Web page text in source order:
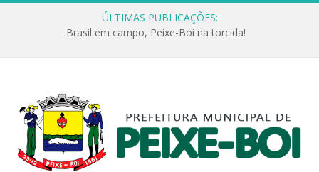
ÚLTIMAS PUBLICAÇÕES:
Brasil em campo, Peixe-Boi na torcida!